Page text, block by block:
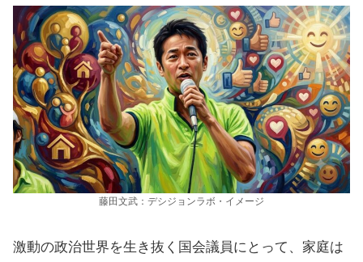
藤田文武：デシジョンラボ・イメージ
激動の政治世界を生き抜く国会議員にとって、家庭は